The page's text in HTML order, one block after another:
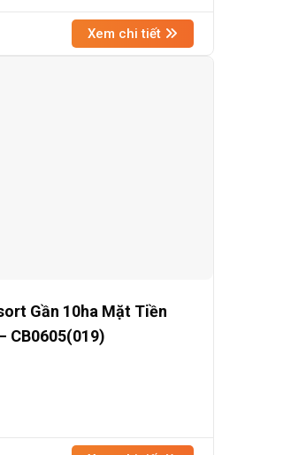
Xem chi tiết
Gần 10ha Mặt Tiền
CB0605(019)